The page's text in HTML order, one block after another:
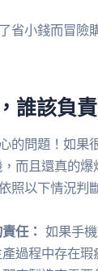
省小錢而冒險
誰該負
的問題！如果
而且還真的
照以下情況判
任： 如果手
過程中存在